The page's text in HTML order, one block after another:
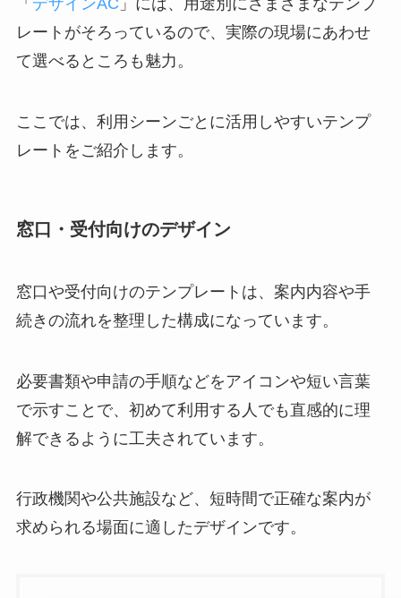
「 デザインAC 」には、用途別にさまざまなテンプ
レートがそろっているので、実際の現場にあわせ
て選べるところも魅力。
ここでは、利用シーンごとに活用しやすいテンプ
レートをご紹介します。
窓口・受付向けのデザイン
窓口や受付向けのテンプレートは、案内内容や手
続きの流れを整理した構成になっています。
必要書類や申請の手順などをアイコンや短い言葉
で示すことで、初めて利用する人でも直感的に理
解できるように工夫されています。
行政機関や公共施設など、短時間で正確な案内が
求められる場面に適したデザインです。